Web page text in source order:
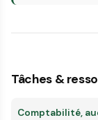
Tâches &
Comptabilité,